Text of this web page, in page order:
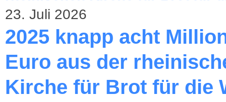
23. Juli 2026
2025 knapp acht
Euro aus der
Kirche für Brot für die